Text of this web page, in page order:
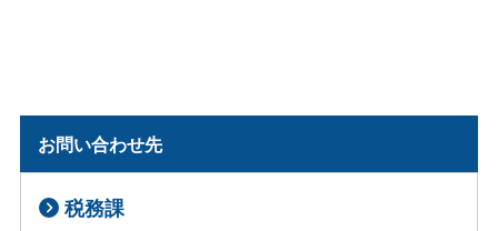
お問い合わせ先
税務課